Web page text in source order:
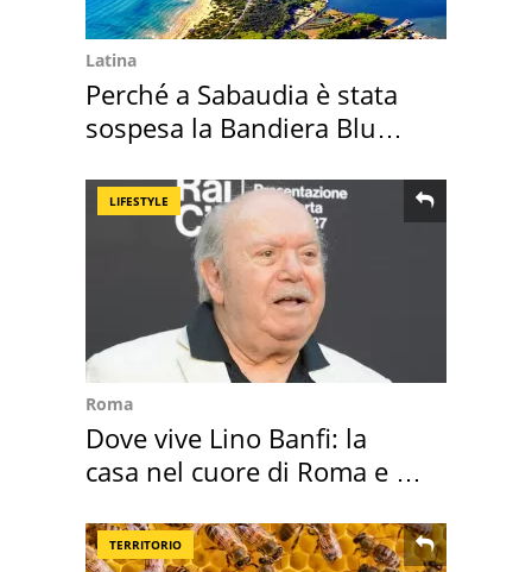
Latina
Perché a Sabaudia è stata
sospesa la Bandiera Blu
LIFESTYLE
Roma
Dove vive Lino Banfi: la
casa nel cuore di Roma e i
TERRITORIO